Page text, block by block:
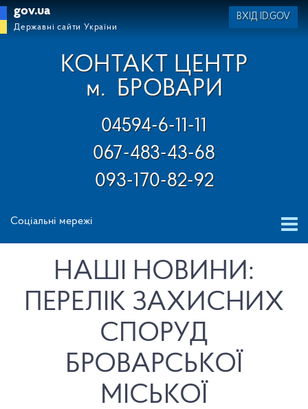
gov.ua
Державні сайти України
ВХІД ID.GOV
КОНТАКТ ЦЕНТР
м. БРОВАРИ
04594-6-11-11
067-483-43-68
093-170-82-92
Соціальні мережі
НАШІ НОВИНИ:
ПЕРЕЛІК ЗАХИСНИХ
СПОРУД
БРОВАРСЬКОЇ
МІСЬКОЇ